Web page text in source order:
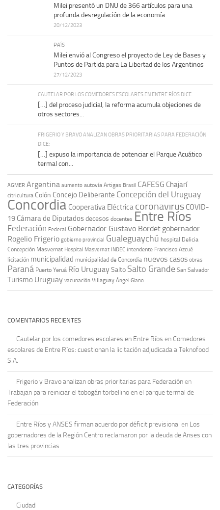
Milei presentó un DNU de 366 artículos para una
profunda desregulación de la economía
20/12/2023
PAÍS
Milei envió al Congreso el proyecto de Ley de Bases y
Puntos de Partida para La Libertad de los Argentinos
27/12/2023
CAUTELAR POR LOS COMEDORES ESCOLARES EN ENTRE RÍOS DICE:
[…] del proceso judicial, la reforma acumula objeciones de
otros sectores...
FRIGERIO Y BRAVO ANALIZAN OBRAS PRIORITARIAS PARA FEDERACIÓN
DICE:
[…] expuso la importancia de potenciar el Parque Acuático
termal con...
AGMER Argentina aumento autovía Artigas Brasil CAFESG Chajarí
citricultura Colón Concejo Deliberante Concepción del Uruguay
Concordia Cooperativa Eléctrica coronavirus COVID-
19 Cámara de Diputadosdecesos docentes Entre Ríos
Federación Federal Gobernador Gustavo Bordet gobernador
Rogelio Frigerio gobierno provincial Gualeguaychú hospital Delicia
Concepción Masvernat Hospital Masvernat INDEC intendente Francisco Azcué
licitación municipalidad municipalidad de Concordia nuevos casos obras
Paraná Puerto Yeruá Río UruguaySalto Salto Grande San Salvador
Turismo Uruguay vacunación Villaguay Ángel Giano
COMENTARIOS RECIENTES
Cautelar por los comedores escolares en Entre Ríos en Comedores
escolares de Entre Ríos: cuestionan la licitación adjudicada a Teknofood
S.A.
Frigerio y Bravo analizan obras prioritarias para Federación en
Trabajan para reiniciar el tobogán torbellino en el parque termal de
Federación
Entre Ríos y ANSES firman acuerdo por déficit previsional en Los
gobernadores de la Región Centro reclamaron por la deuda de Anses con
las tres provincias
CATEGORÍAS
Ciudad